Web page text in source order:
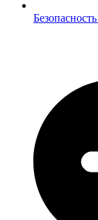
Безопасность